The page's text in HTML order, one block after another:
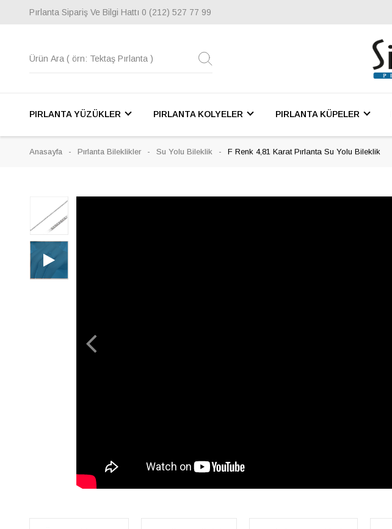
Pırlanta Sipariş Ve Bilgi Hattı 0 (212) 527 77 99
PIRLANTA YÜZÜKLER PIRLANTA KOLYELER PIRLANTA KÜPELER
Anasayfa Pırlanta Bileklikler Su Yolu Bileklik F Renk 4,81 Karat Pırlanta Su Yolu Bileklik